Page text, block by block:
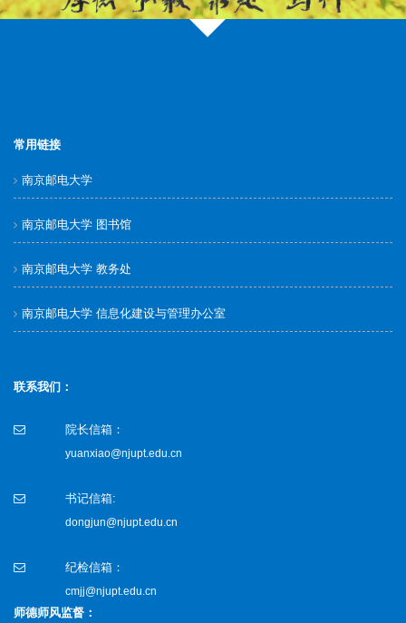
常用链接
南京邮电大学
南京邮电大学 图书馆
南京邮电大学 教务处
南京邮电大学 信息化建设与管理办公室
联系我们：
院长信箱：
yuanxiao@njupt.edu.cn
书记信箱:
dongjun@njupt.edu.cn
纪检信箱：
cmjj@njupt.edu.cn
师德师风监督：